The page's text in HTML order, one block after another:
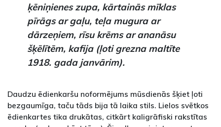
ķēniņienes zupa, kārtainās mīklas
pīrāgs ar gaļu, teļa mugura ar
dārzeņiem, rīsu krēms ar ananāsu
šķēlītēm, kafija (ļoti grezna maltīte
1918. gada janvārim).
Daudzu ēdienkaršu noformējums mūsdienās šķiet ļoti
bezgaumīga, taču tāds bija tā laika stils. Lielos svētkos
ēdienkartes tika drukātas, citkārt kaligrāfiski rakstītas